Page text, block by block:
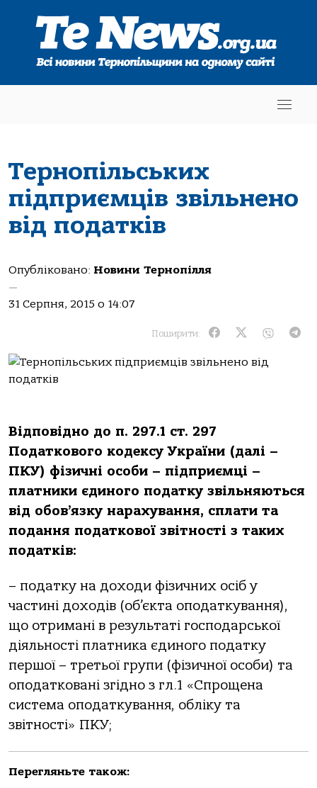
Тернопільських
підприємців звільнено
від податків
Опубліковано: Новини Тернопілля
—
31 Серпня, 2015 о 14:07
Поширити:
Відповідно до п. 297.1 ст. 297
Податкового кодексу України (далі –
ПКУ) фізичні особи – підприємці –
платники єдиного податку звільняються
від обов’язку нарахування, сплати та
подання податкової звітності з таких
податків:
– податку на доходи фізичних осіб у
частині доходів (об’єкта оподаткування),
що отримані в результаті господарської
діяльності платника єдиного податку
першої – третьої групи (фізичної особи) та
оподатковані згідно з гл.1 «Спрощена
система оподаткування, обліку та
звітності» ПКУ;
Перегляньте також: